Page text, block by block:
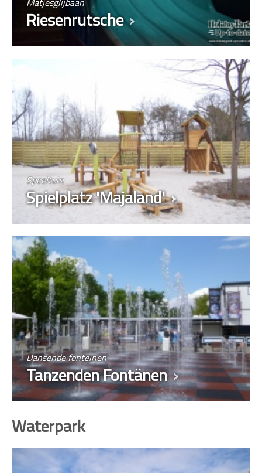
Riesenrutsche
Speeltuin
Spielplatz 'Majaland'
Dansende fonteinen
Tanzenden Fontänen
Waterpark